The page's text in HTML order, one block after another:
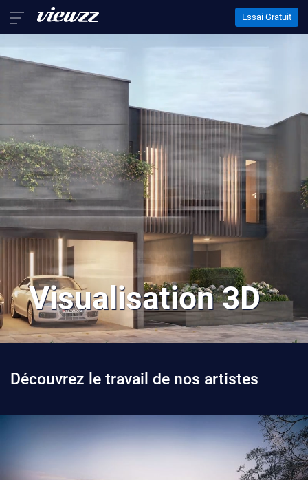
Accueil
Services
Animation 3D
Visualisation 3D
Qui sommes-nous ?
Nous contacter
EN DE
Essai Gratuit
Visualisation 3D
Découvrez le travail de nos artistes